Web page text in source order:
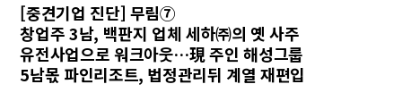
[중견기업 진단] 무림⑦
창업주 3남, 백판지 업체 세하㈜의 옛 사주
유전사업으로 워크아웃…現 주인 해성그룹
5남몫 파인리조트, 법정관리뒤 계열 재편입